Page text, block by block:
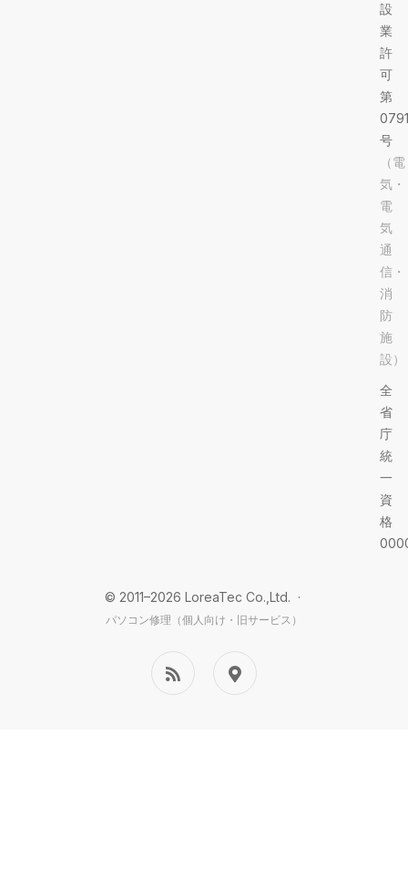
設
業
許
可
第
号
（電
気・
電
気
通
信・
消
防
施
設）
全
省
庁
統
一
資
格
© 2011–2026 LoreaTec Co.,Ltd. ·
パソコン修理（個人向け・旧サービス）